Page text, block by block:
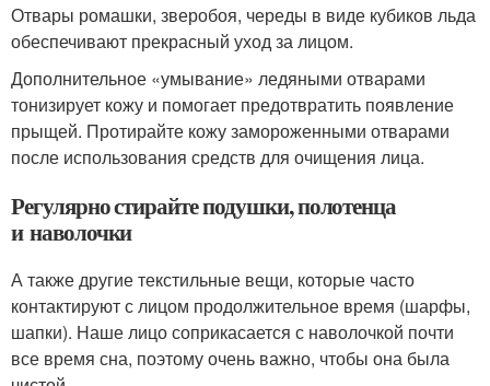
Отвары ромашки, зверобоя, череды в виде кубиков льда
обеспечивают прекрасный уход за лицом.
Дополнительное «умывание» ледяными отварами
тонизирует кожу и помогает предотвратить появление
прыщей. Протирайте кожу замороженными отварами
после использования средств для очищения лица.
Регулярно стирайте подушки, полотенца
и наволочки
А также другие текстильные вещи, которые часто
контактируют с лицом продолжительное время (шарфы,
шапки). Наше лицо соприкасается с наволочкой почти
все время сна, поэтому очень важно, чтобы она была